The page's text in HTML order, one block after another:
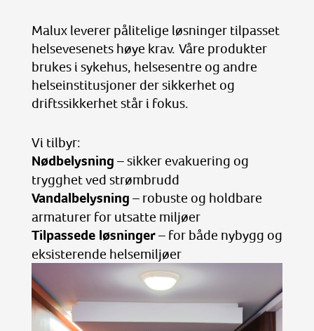
Malux leverer pålitelige løsninger tilpasset
helsevesenets høye krav. Våre produkter
brukes i sykehus, helsesentre og andre
helseinstitusjoner der sikkerhet og
driftssikkerhet står i fokus.
Vi tilbyr:
Nødbelysning – sikker evakuering og
trygghet ved strømbrudd
Vandalbelysning – robuste og holdbare
armaturer for utsatte miljøer
Tilpassede løsninger– for både nybygg og
eksisterende helsemiljøer